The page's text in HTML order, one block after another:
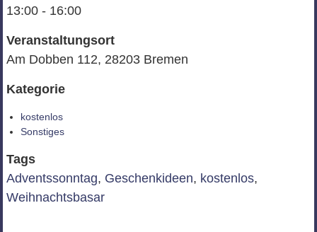
13:00 - 16:00
Veranstaltungsort
Am Dobben 112, 28203 Bremen
Kategorie
kostenlos
Sonstiges
Tags
Adventssonntag, Geschenkideen, kostenlos,
Weihnachtsbasar